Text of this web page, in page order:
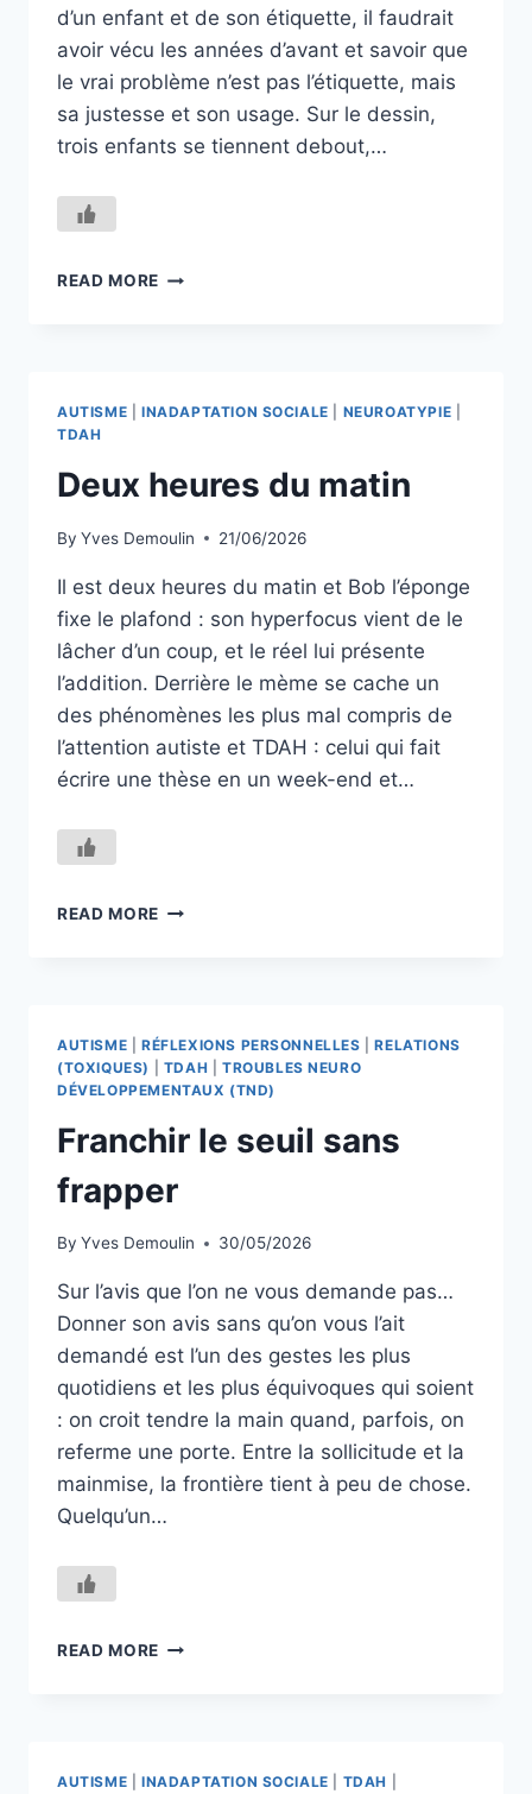
d’un enfant et de son étiquette, il faudrait
avoir vécu les années d’avant et savoir que
le vrai problème n’est pas l’étiquette, mais
sa justesse et son usage. Sur le dessin,
trois enfants se tiennent debout,…
READ MORE CENT
AUTISME INADAPTATION SOCIALE NEUROATYPIE
TDAH
Deux heures du matin
By Yves Demoulin 21/06/2026
Il est deux heures du matin et Bob l’éponge
fixe le plafond : son hyperfocus vient de le
lâcher d’un coup, et le réel lui présente
l’addition. Derrière le mème se cache un
des phénomènes les plus mal compris de
l’attention autiste et TDAH : celui qui fait
écrire une thèse en un week-end et…
READ MORE DEUX
AUTISME RÉFLEXIONS PERSONNELLES |RELATIONS
(TOXIQUES)
TDAH
TROUBLES NEURO
DÉVELOPPEMENTAUX (TND)
Franchir le seuil sans
frapper
By Yves Demoulin 30/05/2026
Sur l’avis que l’on ne vous demande pas…
Donner son avis sans qu’on vous l’ait
demandé est l’un des gestes les plus
quotidiens et les plus équivoques qui soient
: on croit tendre la main quand, parfois, on
referme une porte. Entre la sollicitude et la
mainmise, la frontière tient à peu de chose.
Quelqu’un…
READ MORE FRANCHIR
AUTISME INADAPTATION SOCIALE TDAH